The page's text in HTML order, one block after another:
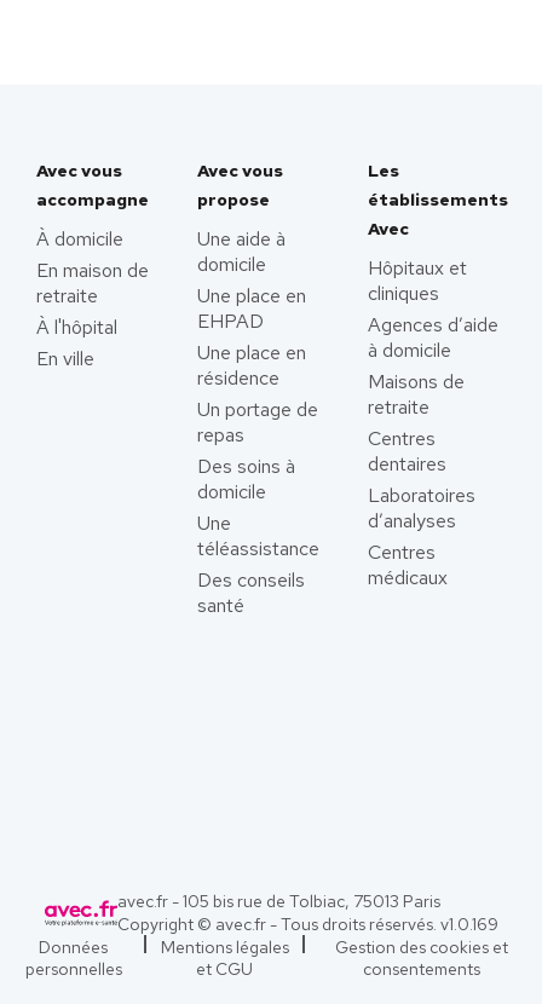
Avec vous
accompagne
À domicile
En maison de
retraite
À l'hôpital
En ville
Avec vous
propose
Une aide à
domicile
Une place en
EHPAD
Une place en
résidence
Un portage de
repas
Des soins à
domicile
Une
téléassistance
Des conseils
santé
Les
établissements
Avec
Hôpitaux et
cliniques
Agences d’aide
à domicile
Maisons de
retraite
Centres
dentaires
Laboratoires
d’analyses
Centres
médicaux
avec.fr - 105 bis rue de Tolbiac, 75013 Paris
Copyright © avec.fr - Tous droits réservés. v1.0.169
Données
personnelles
Mentions légales
et CGU
Gestion des cookies et
consentements